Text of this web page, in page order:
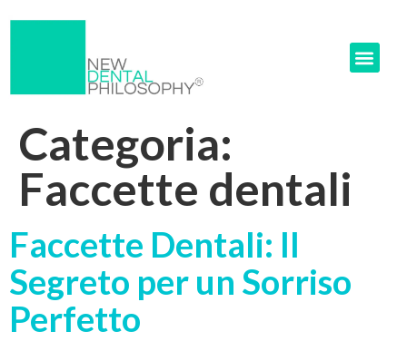
Categoria:
Faccette dentali
Faccette Dentali: Il
Segreto per un Sorriso
Perfetto